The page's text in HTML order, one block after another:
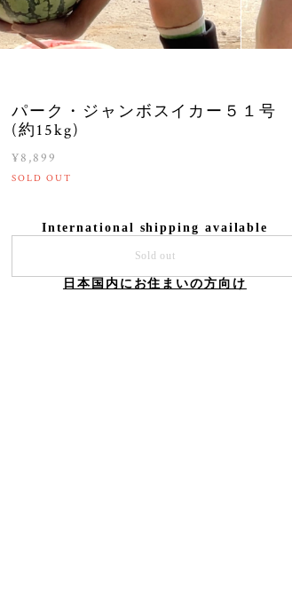
パーク・ジャンボスイカー５１号
(約15kg)
¥8,899
SOLD OUT
International shipping available
Sold out
日本国内にお住まいの方向け